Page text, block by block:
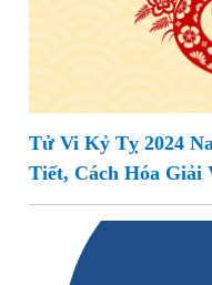
Tử Vi Kỷ Tỵ 2024
Tiết, Cách Hóa Giải